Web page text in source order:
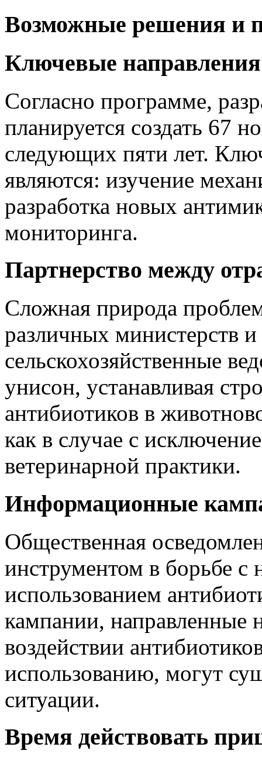
Возможные решения и
Ключевые направления
Согласно программе,
планируется создать 67
следующих пяти лет.
являются: изучение
разработка новых
мониторинга.
Партнерство между
Сложная природа
различных министерств
сельскохозяйственные
унисон, устанавливая
антибиотиков в
как в случае с
ветеринарной практики.
Информационные
Общественная
инструментом в борьбе с
использованием
кампании, направленные
воздействии
использованию, могут
ситуации.
Время действовать